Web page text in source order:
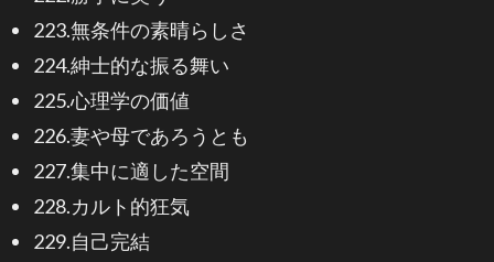
223.無条件の素晴らしさ
224.紳士的な振る舞い
225.心理学の価値
226.妻や母であろうとも
227.集中に適した空間
228.カルト的狂気
229.自己完結